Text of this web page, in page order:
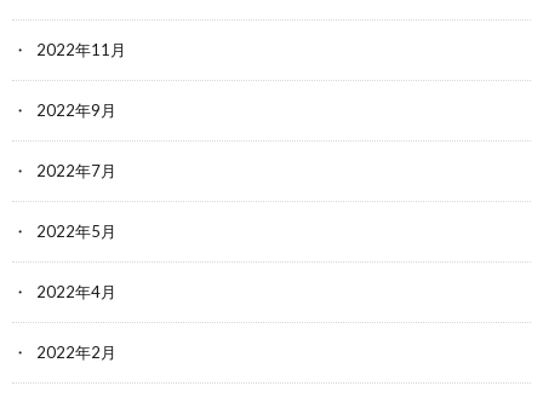
2022年11月
2022年9月
2022年7月
2022年5月
2022年4月
2022年2月